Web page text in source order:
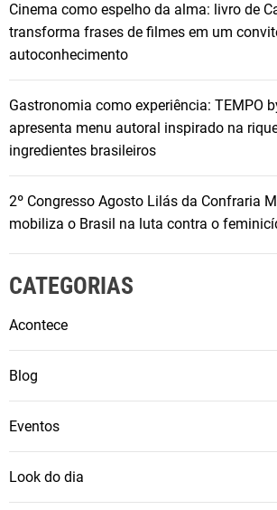
Cinema como espelho da alma: livro de
transforma frases de filmes em um
autoconhecimento
Gastronomia como experiência: TEMPO
apresenta menu autoral inspirado na
ingredientes brasileiros
2º Congresso Agosto Lilás da Confraria
mobiliza o Brasil na luta contra o
CATEGORIAS
Acontece
Blog
Eventos
Look do dia